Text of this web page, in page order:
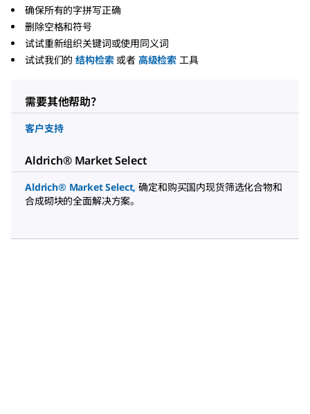
确保所有的字拼写正确
删除空格和符号
试试重新组织关键词或使用同义词
试试我们的 结构检索 或者 高级检索 工具
需要其他帮助？
客户支持
Aldrich® Market Select
Aldrich® Market Select, 确定和购买国内现货筛选化合物和
合成砌块的全面解决方案。